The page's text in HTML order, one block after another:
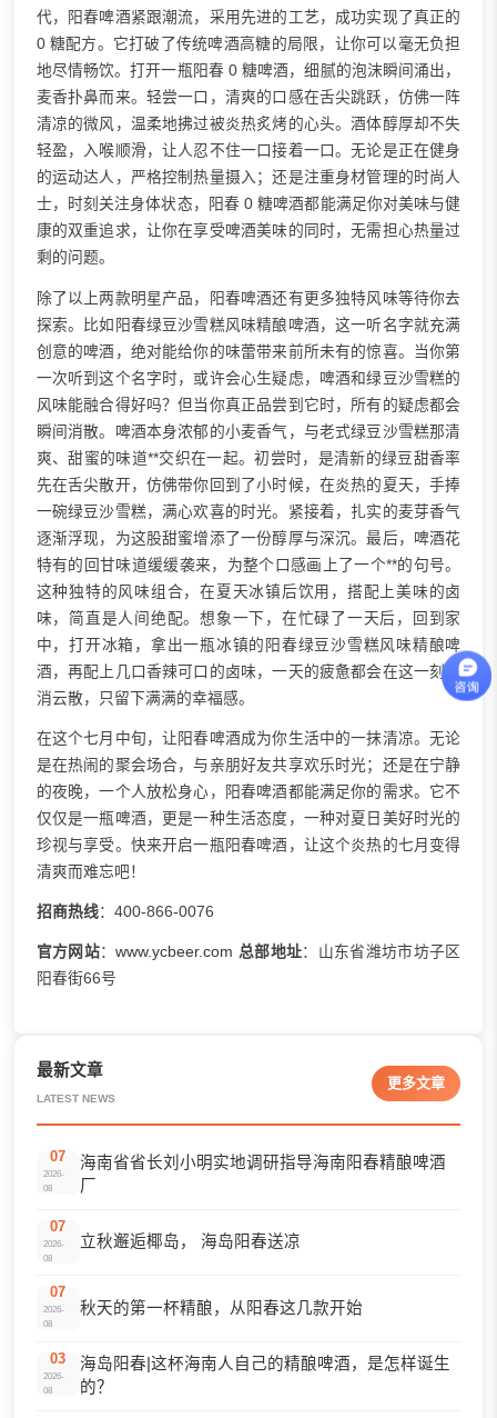
代，阳春啤酒紧跟潮流，采用先进的工艺，成功实现了真正的
0 糖配方。它打破了传统啤酒高糖的局限，让你可以毫无负担
地尽情畅饮。打开一瓶阳春 0 糖啤酒，细腻的泡沫瞬间涌出，
麦香扑鼻而来。轻尝一口，清爽的口感在舌尖跳跃，仿佛一阵
清凉的微风，温柔地拂过被炎热炙烤的心头。酒体醇厚却不失
轻盈，入喉顺滑，让人忍不住一口接着一口。无论是正在健身
的运动达人，严格控制热量摄入；还是注重身材管理的时尚人
士，时刻关注身体状态，阳春 0 糖啤酒都能满足你对美味与健
康的双重追求，让你在享受啤酒美味的同时，无需担心热量过
剩的问题。
除了以上两款明星产品，阳春啤酒还有更多独特风味等待你去
探索。比如阳春绿豆沙雪糕风味精酿啤酒，这一听名字就充满
创意的啤酒，绝对能给你的味蕾带来前所未有的惊喜。当你第
一次听到这个名字时，或许会心生疑虑，啤酒和绿豆沙雪糕的
风味能融合得好吗？但当你真正品尝到它时，所有的疑虑都会
瞬间消散。啤酒本身浓郁的小麦香气，与老式绿豆沙雪糕那清
爽、甜蜜的味道**交织在一起。初尝时，是清新的绿豆甜香率
先在舌尖散开，仿佛带你回到了小时候，在炎热的夏天，手捧
一碗绿豆沙雪糕，满心欢喜的时光。紧接着，扎实的麦芽香气
逐渐浮现，为这股甜蜜增添了一份醇厚与深沉。最后，啤酒花
特有的回甘味道缓缓袭来，为整个口感画上了一个**的句号。
这种独特的风味组合，在夏天冰镇后饮用，搭配上美味的卤
味，简直是人间绝配。想象一下，在忙碌了一天后，回到家
中，打开冰箱，拿出一瓶冰镇的阳春绿豆沙雪糕风味精酿啤
酒，再配上几口香辣可口的卤味，一天的疲惫都会在这一刻烟
消云散，只留下满满的幸福感。
在这个七月中旬，让阳春啤酒成为你生活中的一抹清凉。无论
是在热闹的聚会场合，与亲朋好友共享欢乐时光；还是在宁静
的夜晚，一个人放松身心，阳春啤酒都能满足你的需求。它不
仅仅是一瓶啤酒，更是一种生活态度，一种对夏日美好时光的
珍视与享受。快来开启一瓶阳春啤酒，让这个炎热的七月变得
清爽而难忘吧！
招商热线：400-866-0076
官方网站：www.ycbeer.com 总部地址：山东省潍坊市坊子区
阳春街66号
最新文章
LATEST NEWS
更多文章
07
2026-
08
海南省省长刘小明实地调研指导海南阳春精酿啤酒
厂
07
2026-
08
立秋邂逅椰岛， 海岛阳春送凉
07
2026-
08
秋天的第一杯精酿，从阳春这几款开始
03
2026-
08
海岛阳春|这杯海南人自己的精酿啤酒，是怎样诞生
的？